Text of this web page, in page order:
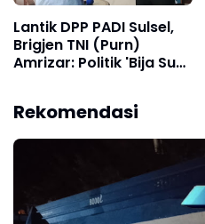
Lantik DPP PADI Sulsel,
Brigjen TNI (Purn)
Amrizar: Politik 'Bija Suci'
Rekomendasi